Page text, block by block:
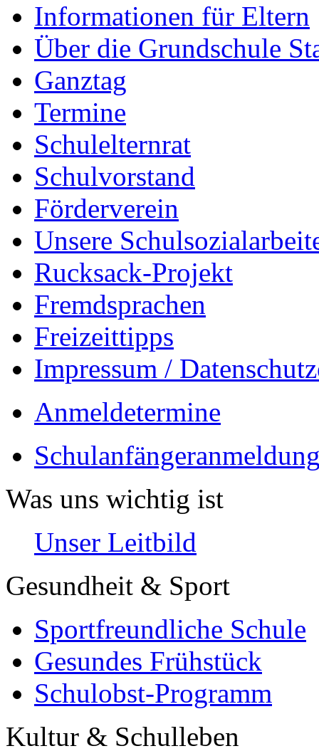
Informationen für Eltern
Über die Grundschule
Ganztag
Termine
Schulelternrat
Schulvorstand
Förderverein
Unsere
Rucksack-Projekt
Fremdsprachen
Freizeittipps
Impressum /
Anmeldetermine
Was uns wichtig ist
Unser Leitbild
Gesundheit & Sport
Sportfreundliche Schule
Gesundes Frühstück
Schulobst-Programm
Kultur & Schulleben